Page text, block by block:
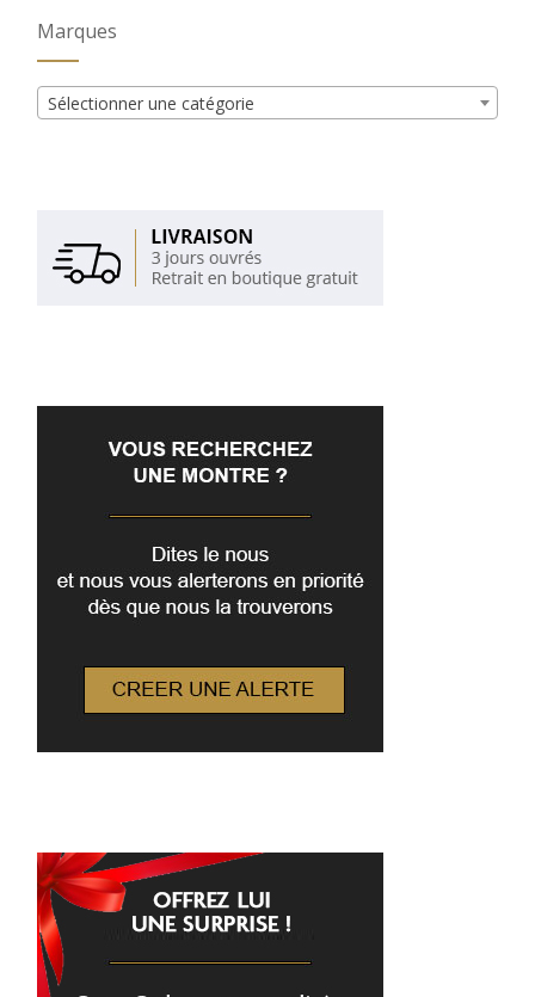
Marques
Sélectionner une catégorie